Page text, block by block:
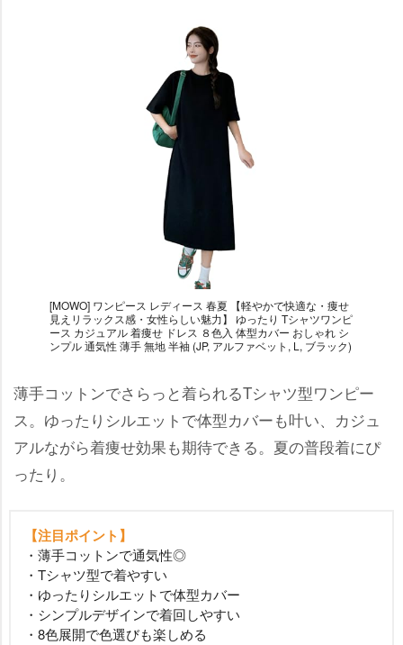
[MOWO] ワンピース レディース 春夏 【軽やかで快適な・痩せ
見えリラックス感・女性らしい魅力】 ゆったり Tシャツワンピ
ース カジュアル 着痩せ ドレス ８色入 体型カバー おしゃれ シ
ンプル 通気性 薄手 無地 半袖 (JP, アルファベット, L, ブラック)
薄手コットンでさらっと着られるTシャツ型ワンピー
ス。ゆったりシルエットで体型カバーも叶い、カジュ
アルながら着痩せ効果も期待できる。夏の普段着にぴ
ったり。
【注目ポイント】
・薄手コットンで通気性◎
・Tシャツ型で着やすい
・ゆったりシルエットで体型カバー
・シンプルデザインで着回しやすい
・8色展開で色選びも楽しめる